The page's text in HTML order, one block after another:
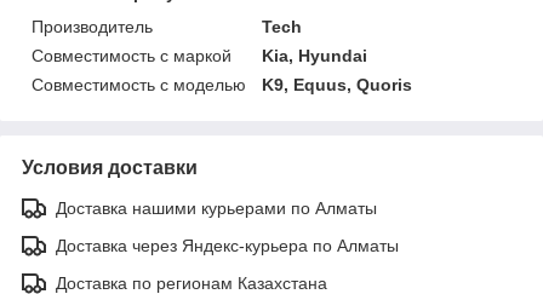
Производитель
Tech
Совместимость с маркой
Kia, Hyundai
Совместимость с моделью
K9, Equus, Quoris
Условия доставки
Доставка нашими курьерами по Алматы
Доставка через Яндекс-курьера по Алматы
Доставка по регионам Казахстана